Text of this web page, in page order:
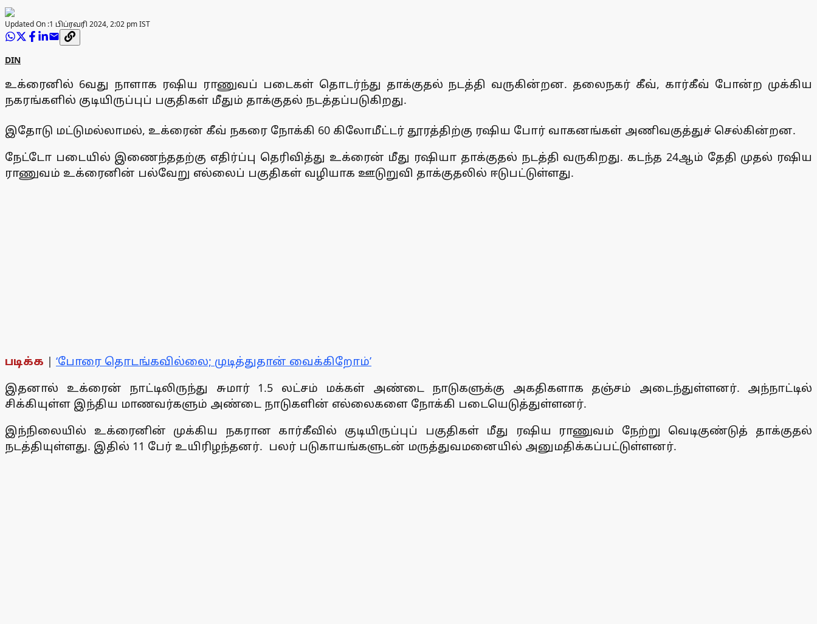
Updated On :1 பிப்ரவரி 2024, 2:02 pm IST
DIN
உக்ரைனில் 6வது நாளாக ரஷிய ராணுவப் படைகள் தொடர்ந்து தாக்குதல் நடத்தி வருகின்றன. தலைநகர் கீவ், கார்கீவ் போன்ற முக்கிய
நகரங்களில் குடியிருப்புப் பகுதிகள் மீதும் தாக்குதல் நடத்தப்படுகிறது.
இதோடு மட்டுமல்லாமல், உக்ரைன் கீவ் நகரை நோக்கி 60 கிலோமீட்டர் தூரத்திற்கு ரஷிய போர் வாகனங்கள் அணிவகுத்துச் செல்கின்றன.
நேட்டோ படையில் இணைந்ததற்கு எதிர்ப்பு தெரிவித்து உக்ரைன் மீது ரஷியா தாக்குதல் நடத்தி வருகிறது. கடந்த 24ஆம் தேதி முதல் ரஷிய
ராணுவம் உக்ரைனின் பல்வேறு எல்லைப் பகுதிகள் வழியாக ஊடுறுவி தாக்குதலில் ஈடுபட்டுள்ளது.
படிக்க | ‘போரை தொடங்கவில்லை; முடித்துதான் வைக்கிறோம்’
இதனால் உக்ரைன் நாட்டிலிருந்து சுமார் 1.5 லட்சம் மக்கள் அண்டை நாடுகளுக்கு அகதிகளாக தஞ்சம் அடைந்துள்ளனர். அந்நாட்டில்
சிக்கியுள்ள இந்திய மாணவர்களும் அண்டை நாடுகளின் எல்லைகளை நோக்கி படையெடுத்துள்ளனர்.
இந்நிலையில் உக்ரைனின் முக்கிய நகரான கார்கீவில் குடியிருப்புப் பகுதிகள் மீது ரஷிய ராணுவம் நேற்று வெடிகுண்டுத் தாக்குதல்
நடத்தியுள்ளது. இதில் 11 பேர் உயிரிழந்தனர். பலர் படுகாயங்களுடன் மருத்துவமனையில் அனுமதிக்கப்பட்டுள்ளனர்.